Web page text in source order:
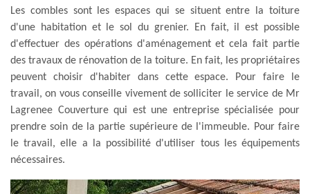
Les combles sont les espaces qui se situent entre la toiture
d'une habitation et le sol du grenier. En fait, il est possible
d'effectuer des opérations d'aménagement et cela fait partie
des travaux de rénovation de la toiture. En fait, les propriétaires
peuvent choisir d'habiter dans cette espace. Pour faire le
travail, on vous conseille vivement de solliciter le service de Mr
Lagrenee Couverture qui est une entreprise spécialisée pour
prendre soin de la partie supérieure de l'immeuble. Pour faire
le travail, elle a la possibilité d'utiliser tous les équipements
nécessaires.